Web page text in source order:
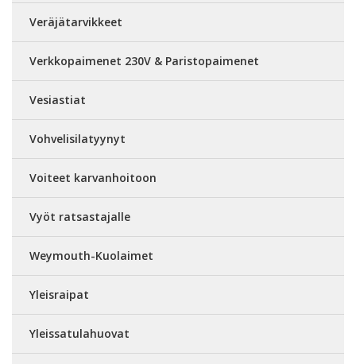
Veräjätarvikkeet
Verkkopaimenet 230V & Paristopaimenet
Vesiastiat
Vohvelisilatyynyt
Voiteet karvanhoitoon
Vyöt ratsastajalle
Weymouth-Kuolaimet
Yleisraipat
Yleissatulahuovat